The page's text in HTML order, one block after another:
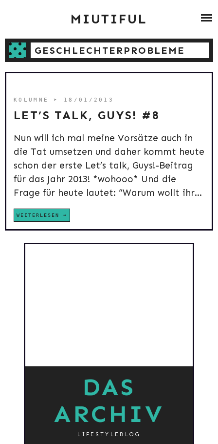
ZUMBA
MIUTIFUL
GESCHLECHTERPROBLEME
KOLUMNE ➤ 18/01/2013
LET’S TALK, GUYS! #8
Nun will ich mal meine Vorsätze auch in
die Tat umsetzen und daher kommt heute
schon der erste Let’s talk, Guys!-Beitrag
für das Jahr 2013! *wohooo* Und die
Frage für heute lautet: “Warum wollt ihr...
WEITERLESEN
DAS
ARCHIV
LIFESTYLEBLOG